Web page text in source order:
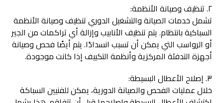
٢. تنظيف وصيانة الأنظمة:
تشمل خدمات الصيانة والتشغيل الدوري تنظيف وصيانة الأنظمة
السباكية بانتظام. يتم تنظيف الأنابيب وإزالة أي تراكمات من الجير
أو الرواسب التي يمكن أن تسبب انسدادًا. يتم أيضًا فحص وصيانة
أجهزة التدفئة المركزية وأنظمة التكييف إذا كانت موجودة.
٣. إصلاح الأعطال البسيطة:
خلال عمليات الفحص والصيانة الدورية، يمكن للفنيين السباكة